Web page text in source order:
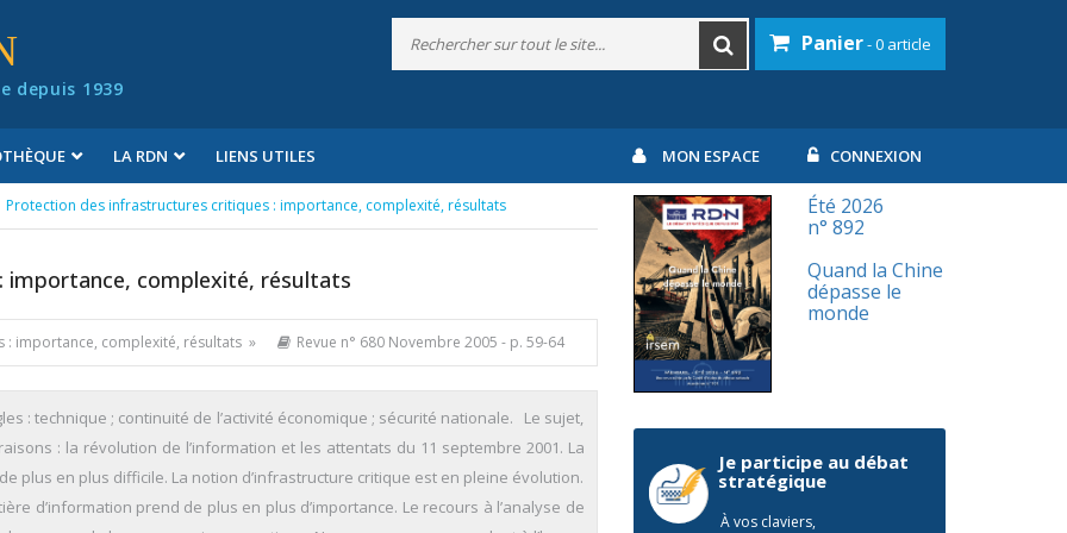
depuis 1939
Panier- 0 article
LA RDN LIENS UTILES MON ESPACE CONNEXION
Protection des infrastructures critiques : importance, complexité, résultats
complexité, résultats
: importance, complexité, résultats » Revue n° 680 Novembre 2005 - p. 59-64
: technique ; continuité de l’activité économique ; sécurité nationale. Le sujet,
: la révolution de l’information et les attentats du 11 septembre 2001. La
plus en plus difficile. La notion d’infrastructure critique est en pleine évolution.
d’information prend de plus en plus d’importance. Le recours à l’analyse de
Été 2026
n° 892
Quand la Chine
dépasse le
monde
Je participe au débat
stratégique
À vos claviers,